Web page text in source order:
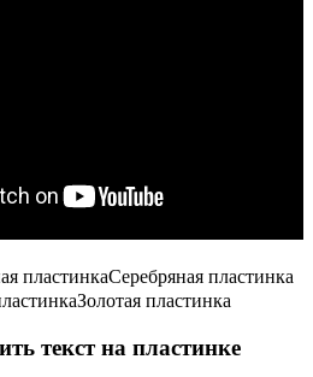
Серебряная пластинка
Золотая пластинка
текст на пластинке